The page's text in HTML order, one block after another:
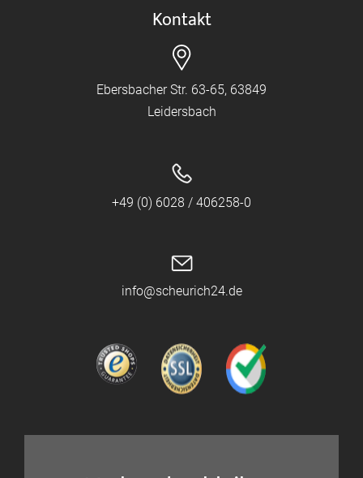
Kontakt
Ebersbacher Str. 63-65, 63849
Leidersbach
+49 (0) 6028 / 406258-0
info@scheurich24.de